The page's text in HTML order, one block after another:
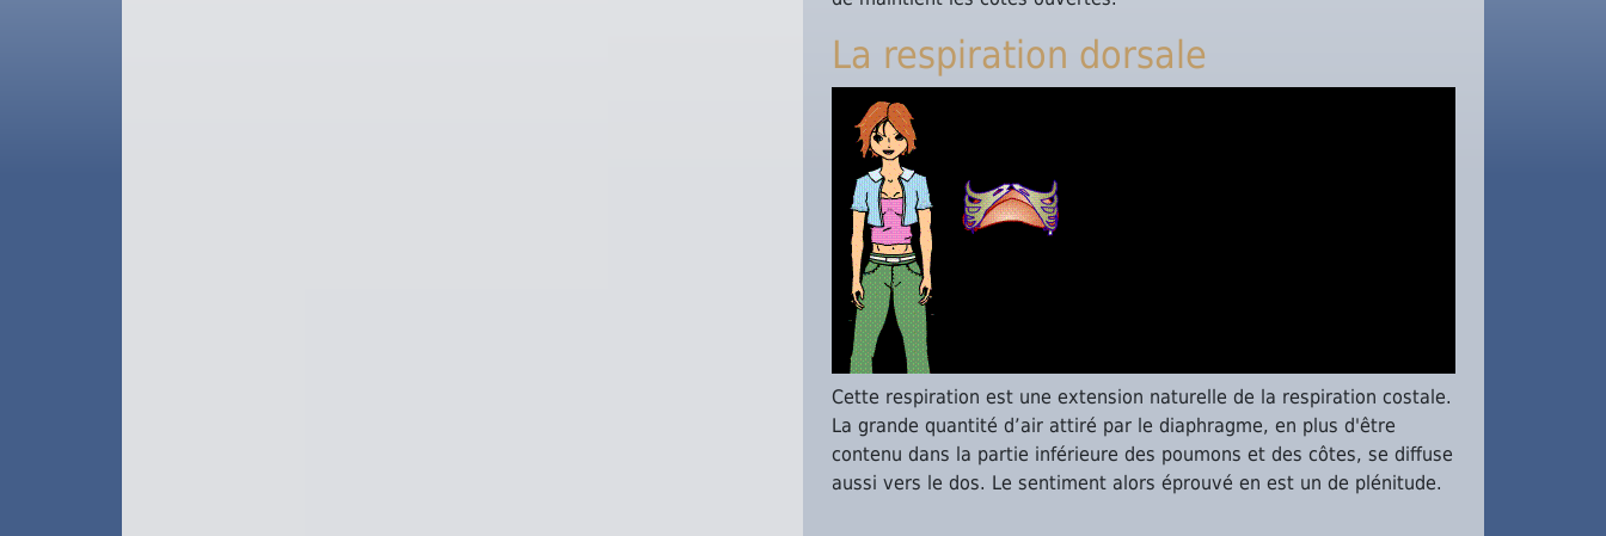
La respiration dorsale
Cette respiration est une extension naturelle de la respiration costale.
La grande quantité d’air attiré par le diaphragme, en plus d'être
contenu dans la partie inférieure des poumons et des côtes, se diffuse
aussi vers le dos. Le sentiment alors éprouvé en est un de plénitude.